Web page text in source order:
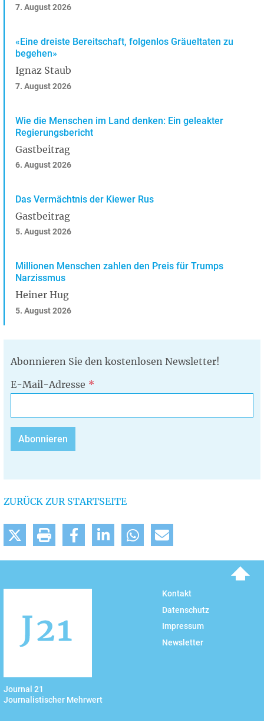
7. August 2026
«Eine dreiste Bereitschaft, folgenlos Gräueltaten zu
begehen»
Ignaz Staub
7. August 2026
Wie die Menschen im Land denken: Ein geleakter
Regierungsbericht
Gastbeitrag
6. August 2026
Das Vermächtnis der Kiewer Rus
Gastbeitrag
5. August 2026
Millionen Menschen zahlen den Preis für Trumps
Narzissmus
Heiner Hug
5. August 2026
Abonnieren Sie den kostenlosen Newsletter!
E-Mail-Adresse
ZURÜCK ZUR STARTSEITE
Journal 21
Journalistischer Mehrwert
Kontakt
Datenschutz
Impressum
Newsletter